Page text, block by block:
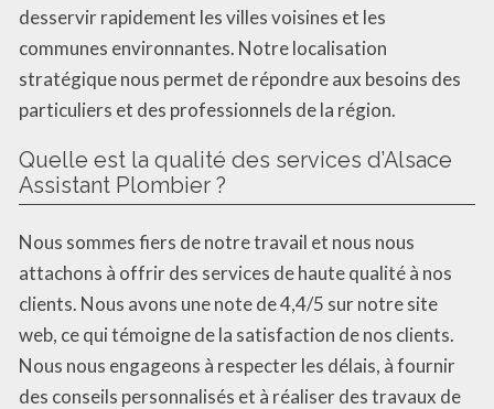
desservir rapidement les villes voisines et les
communes environnantes. Notre localisation
stratégique nous permet de répondre aux besoins des
particuliers et des professionnels de la région.
Quelle est la qualité des services d’Alsace
Assistant Plombier ?
Nous sommes fiers de notre travail et nous nous
attachons à offrir des services de haute qualité à nos
clients. Nous avons une note de 4,4/5 sur notre site
web, ce qui témoigne de la satisfaction de nos clients.
Nous nous engageons à respecter les délais, à fournir
des conseils personnalisés et à réaliser des travaux de